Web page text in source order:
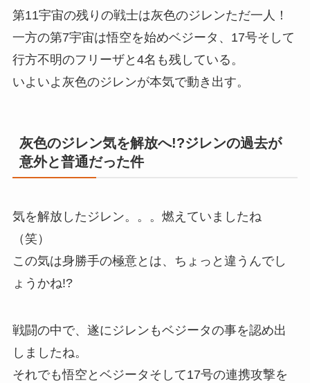
第11宇宙の残りの戦士は灰色のジレンただ一人！
一方の第7宇宙は悟空を始めベジータ、17号そして
行方不明のフリーザと4名も残している。
いよいよ灰色のジレンが本気で動き出す。
灰色のジレン気を解放へ!?ジレンの過去が
意外と普通だった件
気を解放したジレン。。。燃えていましたね
（笑）
この気は身勝手の極意とは、ちょっと違うんでし
ょうかね!?
戦闘の中で、遂にジレンもベジータの事を認め出
しましたね。
それでも悟空とベジータそして17号の連携攻撃を